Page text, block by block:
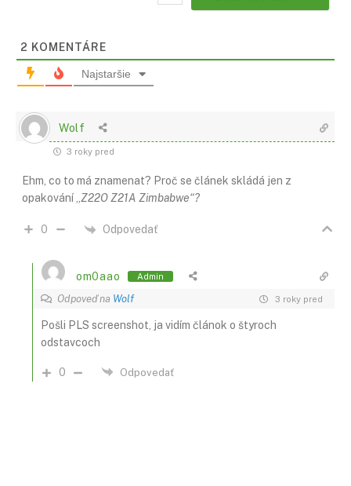
2 KOMENTÁRE
Najstaršie
Wolf
3 roky pred
Ehm, co to má znamenat? Proč se článek skládá jen z
opakování „Z22O Z21A Zimbabwe“?
0 Odpovedať
om0aao Admin
Odpoveď na Wolf 3 roky pred
Pošli PLS screenshot, ja vidím článok o štyroch
odstavcoch
0 Odpovedať